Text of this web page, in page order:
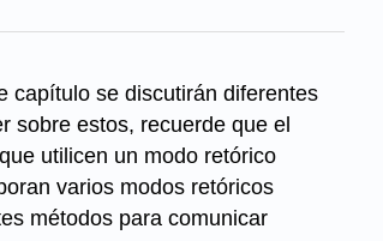
capítulo se discutirán diferentes
sobre estos, recuerde que el
utilicen un modo retórico
varios modos retóricos
métodos para comunicar